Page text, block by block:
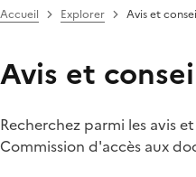
Accueil Explorer Avis et
Avis et
Recherchez parmi les avis
Commission d'accès aux